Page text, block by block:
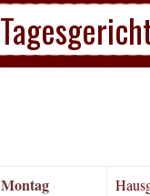
Montag